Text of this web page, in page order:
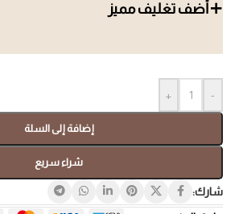
أضف تغليف مميز
-
+
إضافة إلى السلة
شراء سريع
شارك: